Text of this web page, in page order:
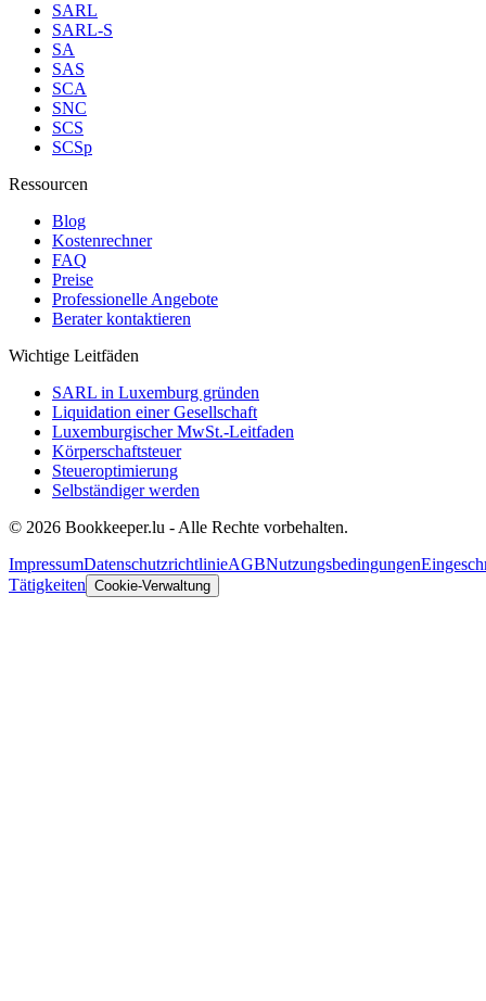
SARL
SARL-S
SA
SAS
SCA
SNC
SCS
SCSp
Ressourcen
Blog
Kostenrechner
FAQ
Preise
Professionelle Angebote
Berater kontaktieren
Wichtige Leitfäden
SARL in Luxemburg gründen
Liquidation einer Gesellschaft
Luxemburgischer MwSt.-Leitfaden
Körperschaftsteuer
Steueroptimierung
Selbständiger werden
© 2026 Bookkeeper.lu - Alle Rechte vorbehalten.
ImpressumDatenschutzrichtlinieAGBNutzungsbedingungen
Tätigkeiten Cookie-Verwaltung